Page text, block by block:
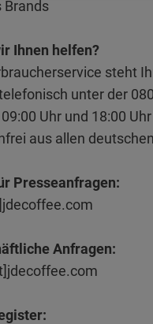
Brands
Ihnen helfen?
steht
unter der
Uhr und 18:00
aus allen
Presseanfragen:
Anfragen: